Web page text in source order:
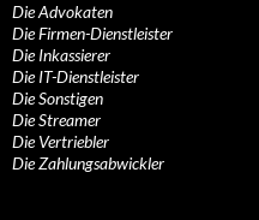
Die Advokaten
Die Firmen-Dienstleister
Die Inkassierer
Die IT-Dienstleister
Die Sonstigen
Die Streamer
Die Vertriebler
Die Zahlungsabwickler